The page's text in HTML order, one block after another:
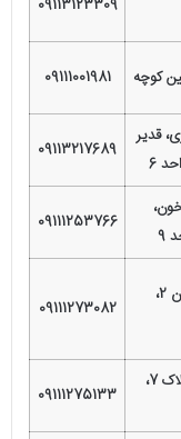
09113123309
09111001981
قدیر
09113217689
09111253766
آمل، خیابان امام رضا، نبش رضوان 2،
09111273082
آمل، خیابان امام رضا، رضوان 14، پلاک 7،
09111275133